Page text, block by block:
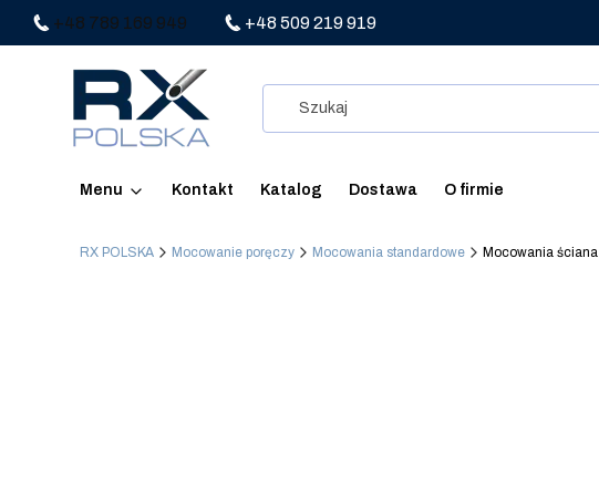
+48 789 169 949 +48 509 219 919
Menu Kontakt Katalog Dostawa O firmie
RX POLSKA Mocowanie poręczy Mocowania standardowe Mocowania